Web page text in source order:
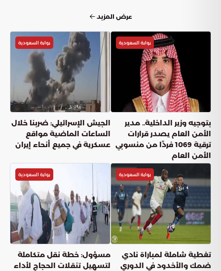
عرض المزيد
بوابة السعودية
بتوجيه وزير الداخلية.. مدير
الأمن العام يصدر قرارات
ترقية 1069 فردًا من منسوبي
الأمن العام
بوابة السعودية
الجيش الإسرائيلي: ضربنا خلال
الساعات الماضية مواقع
عسكرية في جميع أنحاء إيران
بوابة السعودية
تغطية شاملة لمباراة نادي
ضمك والأخدود في الدوري
بوابة السعودية
مسؤول: خطة نقل متكاملة
لتسهيل تنقلات الحجاج لأداء